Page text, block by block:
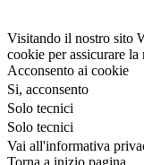
Visitando il nostro sito
cookie per assicurare
Acconsento ai cookie
Si, acconsento
Solo tecnici
Solo tecnici
Vai all'informativa
Torna a inizio pagina